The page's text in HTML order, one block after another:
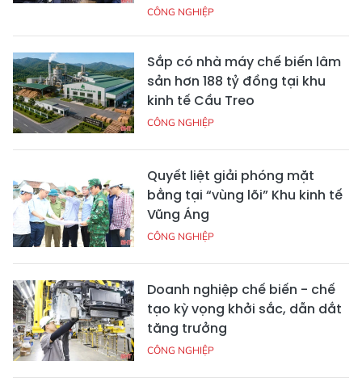
CÔNG NGHIỆP
Sắp có nhà máy chế biến lâm
sản hơn 188 tỷ đồng tại khu
kinh tế Cầu Treo
CÔNG NGHIỆP
Quyết liệt giải phóng mặt
bằng tại “vùng lõi” Khu kinh tế
Vũng Áng
CÔNG NGHIỆP
Doanh nghiệp chế biến - chế
tạo kỳ vọng khởi sắc, dẫn dắt
tăng trưởng
CÔNG NGHIỆP